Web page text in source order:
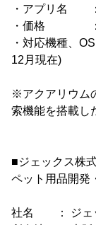
・アプリ名 ：
・価格 ：
・対応機種、
12月現在)
※アクアリウム
索機能を搭載し
■ジェックス株
ペット用品開発
社名 ： ジェ